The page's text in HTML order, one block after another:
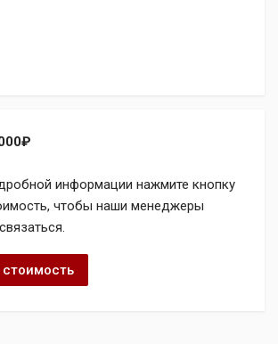
информации нажмите кнопку
чтобы наши менеджеры